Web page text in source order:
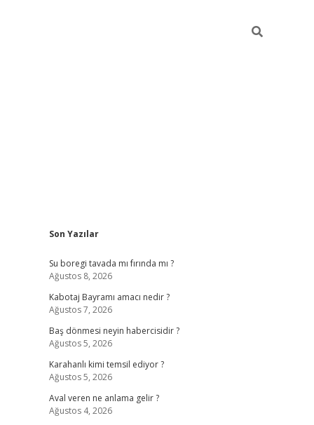
Sidebar
Son Yazılar
Su boregi tavada mı fırında mı ?
Ağustos 8, 2026
Kabotaj Bayramı amacı nedir ?
Ağustos 7, 2026
Baş dönmesi neyin habercisidir ?
Ağustos 5, 2026
Karahanlı kimi temsil ediyor ?
Ağustos 5, 2026
Aval veren ne anlama gelir ?
Ağustos 4, 2026
ilbetvd casino giriş